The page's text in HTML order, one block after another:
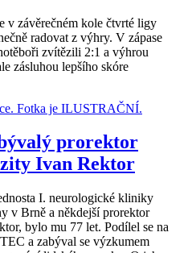
v závěrečném kole čtvrté ligy
radovat z výhry. V zápase
zvítězili 2:1 a výhrou
zásluhou lepšího skóre
prorektor
Ivan Rektor
I. neurologické kliniky
v Brně a někdejší prorektor
bylo mu 77 let. Podílel se na
a zabýval se výzkumem